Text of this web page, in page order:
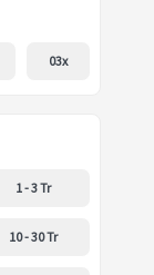
03x
1 - 3 Tr
10 - 30 Tr